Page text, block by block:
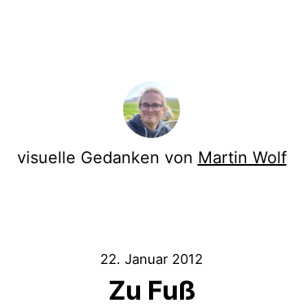
visuelle Gedanken von Martin Wolf
22. Januar 2012
Zu Fuß